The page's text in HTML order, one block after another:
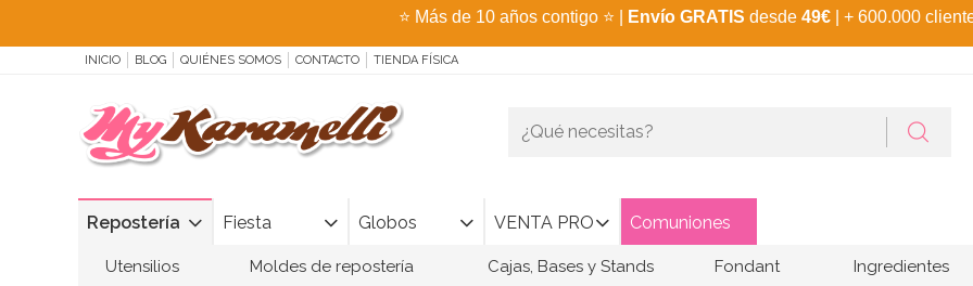
⭐ Más de 10 años contigo ⭐ Envío GRATIS desde 49€ | + 600.000
INICIO BLOG QUIÉNES SOMOS CONTACTO TIENDA FÍSICA
Repostería Fiesta Globos VENTA PRO Comuniones
Utensilios Moldes de repostería Cajas, Bases y Stands Fondant Ingredientes